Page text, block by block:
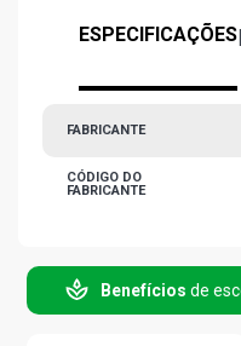
ESPECIFICAÇÕES|
FABRICANTE
CÓDIGO DO
FABRICANTE
Benefícios de